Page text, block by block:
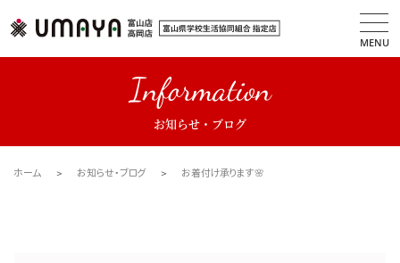
MENU
Information
お知らせ・ブログ
ホーム お知らせ・ブログ お着付け承ります🌸